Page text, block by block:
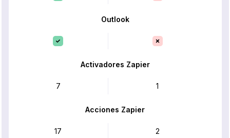
Outlook
Activadores Zapier
7 1
Acciones Zapier
17 2